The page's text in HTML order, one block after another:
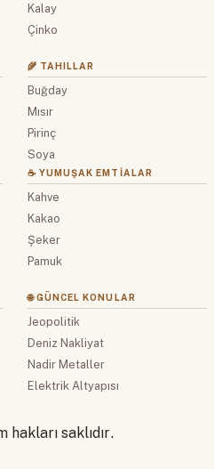
Kalay
Çinko
🌾 TAHILLAR
Buğday
Mısır
Pirinç
Soya
☕ YUMUŞAK EMTIALAR
Kahve
Kakao
Şeker
Pamuk
🌐 GÜNCEL KONULAR
Jeopolitik
Deniz Nakliyat
Nadir Metaller
Elektrik Altyapısı
hakları saklıdır.